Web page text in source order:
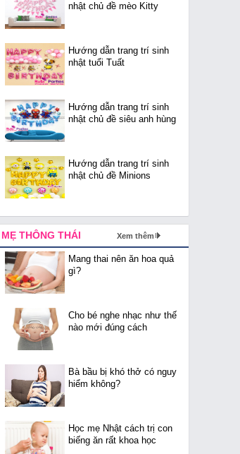
Shop Bán Đồ Sinh Nhật
Tại Thuần Mỹ
Shop Bán Đồ Sinh Nhật
Tại Thái Hòa
nhật chủ đề mèo Kitty
Hướng dẫn trang trí sinh
nhật tuổi Tuất
Hướng dẫn trang trí sinh
nhật chủ đề siêu anh hùng
Hướng dẫn trang trí sinh
nhật chủ đề Minions
MẸ THÔNG THÁI Xem thêm
Mang thai nên ăn hoa quả
gì?
Cho bé nghe nhạc như thế
nào mới đúng cách
Bà bầu bị khó thở có nguy
hiểm không?
Học mẹ Nhật cách trị con
biếng ăn rất khoa học